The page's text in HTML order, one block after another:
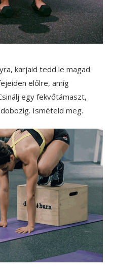
karjaid tedd le magad
előlre, amíg
egy fekvőtámaszt,
Ismételd meg.